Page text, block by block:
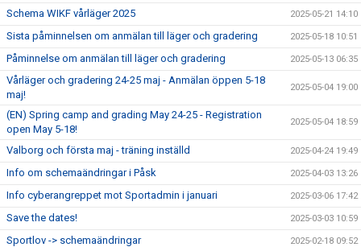
Schema WIKF vårläger 2025 2025-05-21 14:10
Sista påminnelsen om anmälan till läger och gradering 2025-05-18 10:51
Påminnelse om anmälan till läger och gradering 2025-05-13 06:35
Vårläger och gradering 24-25 maj - Anmälan öppen 5-18
maj!
2025-05-04 19:00
(EN) Spring camp and grading May 24-25 - Registration
open May 5-18!
2025-05-04 18:59
Valborg och första maj - träning inställd 2025-04-24 19:49
Info om schemaändringar i Påsk 2025-04-03 13:26
Info cyberangreppet mot Sportadmin i januari 2025-03-06 17:42
Save the dates! 2025-03-03 10:59
Sportlov -> schemaändringar 2025-02-18 09:52